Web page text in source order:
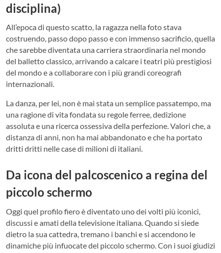
disciplina)
All’epoca di questo scatto, la ragazza nella foto stava
costruendo, passo dopo passo e con immenso sacrificio, quella
che sarebbe diventata una carriera straordinaria nel mondo
del balletto classico, arrivando a calcare i teatri più prestigiosi
del mondo e a collaborare con i più grandi coreografi
internazionali.
La danza, per lei, non è mai stata un semplice passatempo, ma
una ragione di vita fondata su regole ferree, dedizione
assoluta e una ricerca ossessiva della perfezione. Valori che, a
distanza di anni, non ha mai abbandonato e che ha portato
dritti dritti nelle case di milioni di italiani.
Da icona del palcoscenico a regina del
piccolo schermo
Oggi quel profilo fiero è diventato uno dei volti più iconici,
discussi e amati della televisione italiana. Quando si siede
dietro la sua cattedra, tremano i banchi e si accendono le
dinamiche più infuocate del piccolo schermo. Con i suoi giudizi